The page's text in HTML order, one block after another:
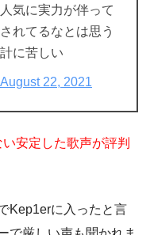
気に実力が伴って
れてるなとは思う
に苦しい
August 22, 2021
安定した歌声が評判
Kep1erに入ったと言